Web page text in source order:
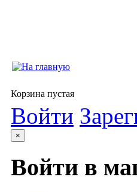
Корзина пустая
Войти
×
Войти в